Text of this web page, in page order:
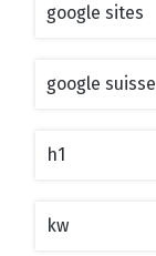
google sites
google suisse
h1
kw